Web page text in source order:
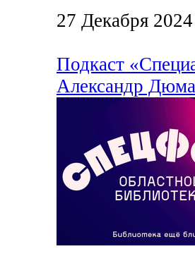
27 Декабря 2024
Подкаст
Александр